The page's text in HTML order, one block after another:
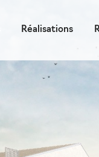
Réalisations